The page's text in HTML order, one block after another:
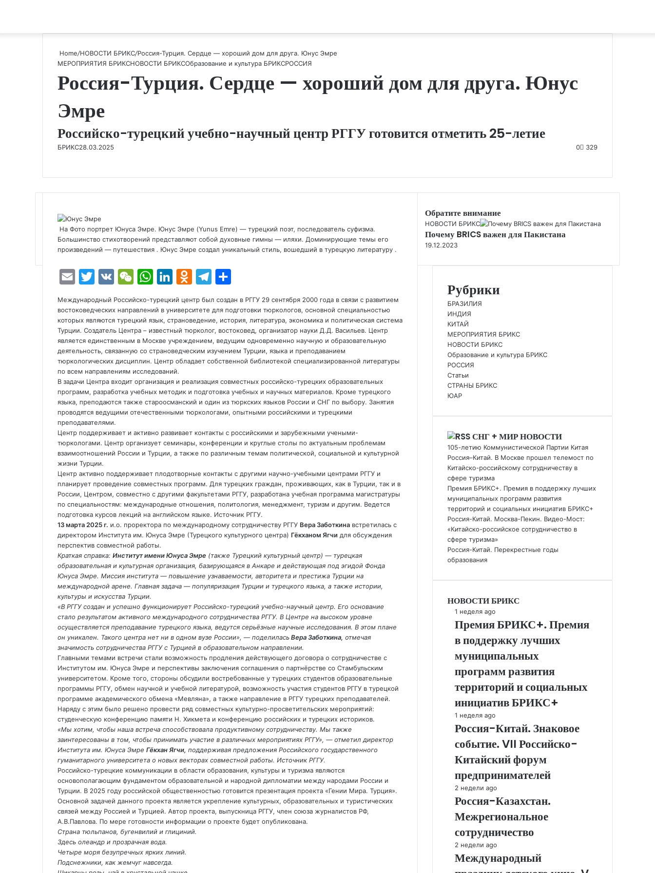
Home/НОВОСТИ БРИКС/Россия-Турция. Сердце — хороший дом для друга. Юнус Эмре
МЕРОПРИЯТИЯ БРИКСНОВОСТИ БРИКСОбразование и культура БРИКСРОССИЯ
Россия-Турция. Сердце — хороший дом для друга. Юнус
Эмре
Российско-турецкий учебно-научный центр РГГУ готовится отметить 25-летие
БРИКС28.03.2025 0 329
На Фото портрет Юнуса Эмре. Юнус Эмре (Yunus Emre) — турецкий поэт, последователь суфизма.
Большинство стихотворений представляют собой духовные гимны — иляхи. Доминирующие темы его
произведений — путешествия . Юнус Эмре создал уникальный стиль, вошедший в турецкую литературу .
E
ai
l
T
itt
er
V
K
W
e
C
h
at
W
at
s
A
p
p
Li
n
k
e
dI
n
O
n
o
kl
a
s
s
ni
ki
T
e
gr
a
m
п
р
а
в
и
т
ь
Международный Российско-турецкий центр был создан в РГГУ 29 сентября 2000 года в связи с развитием
востоковедческих направлений в университете для подготовки тюркологов, основной специальностью
которых являются турецкий язык, страноведение, история, литература, экономика и политическая система
Турции. Создатель Центра – известный тюрколог, востоковед, организатор науки Д.Д. Васильев. Центр
является единственным в Москве учреждением, ведущим одновременно научную и образовательную
деятельность, связанную со страноведческим изучением Турции, языка и преподаванием
тюркологических дисциплин. Центр обладает собственной библиотекой специализированной литературы
по всем направлениям исследований.
В задачи Центра входит организация и реализация совместных российско-турецких образовательных
программ, разработка учебных методик и подготовка учебных и научных материалов. Кроме турецкого
языка, преподаются также староосманский и один из тюркских языков России и СНГ по выбору. Занятия
проводятся ведущими отечественными тюркологами, опытными российскими и турецкими
преподавателями.
Центр поддерживает и активно развивает контакты с российскими и зарубежными учеными-
тюркологами. Центр организует семинары, конференции и круглые столы по актуальным проблемам
взаимоотношений России и Турции, а также по различным темам политической, социальной и культурной
жизни Турции.
Центр активно поддерживает плодотворные контакты с другими научно-учебными центрами РГГУ и
планирует проведение совместных программ. Для турецких граждан, проживающих, как в Турции, так и в
России, Центром, совместно с другими факультетами РГГУ, разработана учебная программа магистратуры
по специальностям: международные отношения, политология, менеджмент, туризм и другим. Ведется
подготовка курсов лекций на английском языке. Источник РГГУ.
13 марта 2025 г. и.о. проректора по международному сотрудничеству РГГУ Вера Заботкина встретилась с
директором Института им. Юнуса Эмре (Турецкого культурного центра) Гёкханом Ягчи для обсуждения
перспектив совместной работы.
Краткая справка: Институт имени Юнуса Эмре (также Турецкий культурный центр) — турецкая
образовательная и культурная организация, базирующаяся в Анкаре и действующая под эгидой Фонда
Юнуса Эмре. Миссия института — повышение узнаваемости, авторитета и престижа Турции на
международной арене. Главная задача — популяризация Турции и турецкого языка, а также истории,
культуры и искусства Турции.
«В РГГУ создан и успешно функционирует Российско-турецкий учебно-научный центр. Его основание
стало результатом активного международного сотрудничества РГГУ. В Центре на высоком уровне
осуществляется преподавание турецкого языка, ведутся серьёзные научные исследования. В этом плане
он уникален. Такого центра нет ни в одном вузе России», — поделиласьВера Заботкина, отмечая
значимость сотрудничества РГГУ с Турцией в образовательном направлении.
Главными темами встречи стали возможность продления действующего договора о сотрудничестве с
Институтом им. Юнуса Эмре и перспективы заключения соглашения о партнёрстве со Стамбульским
университетом. Кроме того, стороны обсудили востребованные у турецких студентов образовательные
программы РГГУ, обмен научной и учебной литературой, возможность участия студентов РГГУ в турецкой
программе академического обмена «Мевляна», а также направление в РГГУ турецких преподавателей.
Наряду с этим было решено провести ряд совместных культурно-просветительских мероприятий:
студенческую конференцию памяти Н. Хикмета и конференцию российских и турецких историков.
«Мы хотим, чтобы наша встреча способствовала продуктивному сотрудничеству. Мы также
заинтересованы в том, чтобы принимать участие в различных мероприятиях РГГУ», — отметил директор
Института им. Юнуса Эмре Гёкхан Ягчи, поддерживая предложения Российского государственного
гуманитарного университета о новых векторах совместной работы. Источник РГГУ.
Российско-турецкие коммуникации в области образования, культуры и туризма являются
основополагающим фундаментом образовательной и народной дипломатии между народами России и
Турции. В 2025 году российской общественностью готовится презентация проекта «Гении Мира. Турция».
Основной задачей данного проекта является укрепление культурных, образовательных и туристических
связей между Россией и Турцией. Автор проекта, выпускница РГГУ, член союза журналистов РФ,
А.В.Павлова. По мере готовности информации о проекте будет опубликована.
Страна тюльпанов, бугенвилий и глициний.
Здесь олеандр и прозрачная вода.
Четыре моря безупречных ярких линий.
Подснежники, как жемчуг навсегда.
Обратите внимание
Close
НОВОСТИ БРИКС
Почему BRICS важен для Пакистана
19.12.2023
Рубрики
БРАЗИЛИЯ
ИНДИЯ
КИТАЙ
МЕРОПРИЯТИЯ БРИКС
НОВОСТИ БРИКС
Образование и культура БРИКС
РОССИЯ
Статьи
СТРАНЫ БРИКС
ЮАР
СНГ + МИР НОВОСТИ
105-летию Коммунистической Партии Китая
Россия–Китай. В Москве прошел телемост по
Китайско-российскому сотрудничеству в
сфере туризма
Премия БРИКС+. Премия в поддержку лучших
муниципальных программ развития
территорий и социальных инициатив БРИКС+
Россия-Китай. Москва-Пекин. Видео-Мост:
«Китайско-российское сотрудничество в
сфере туризма»
Россия-Китай. Перекрестные годы
образования
НОВОСТИ БРИКС
Премия
БРИКС+.
Премия
в
лучших
муниципальных
развития
территорий
и
социальных
инициатив
БРИКС+
1 неделя ago
Премия БРИКС+. Премия
в поддержку лучших
муниципальных
программ развития
территорий и социальных
инициатив БРИКС+
Россия-
Китай.
событие.
VII
Российско-
Китайский
форум
предпринимателей
1 неделя ago
Россия-Китай. Знаковое
событие. VII Российско-
Китайский форум
предпринимателей
Россия-
Казахстан.
сотрудничество
2 недели ago
Россия-Казахстан.
Межрегиональное
сотрудничество
Международный
праздник
детского
2 недели ago
Международный